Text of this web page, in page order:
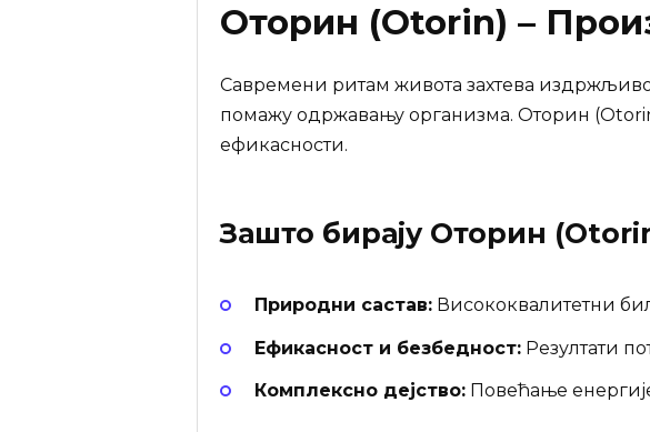
Оторин (Otorin) –
Савремени ритам живота захтева
помажу одржавању организма. Оторин
ефикасности.
Зашто бирају Оторин
Природни састав:Висококвалитетни
Ефикасност и безбедност:Резултати
Комплексно дејство:Повећање